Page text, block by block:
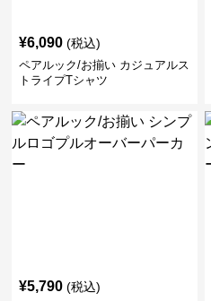
¥6,090 (税込)
ペアルック/お揃い カジュアルス
トライプTシャツ
¥5,790 (税込)